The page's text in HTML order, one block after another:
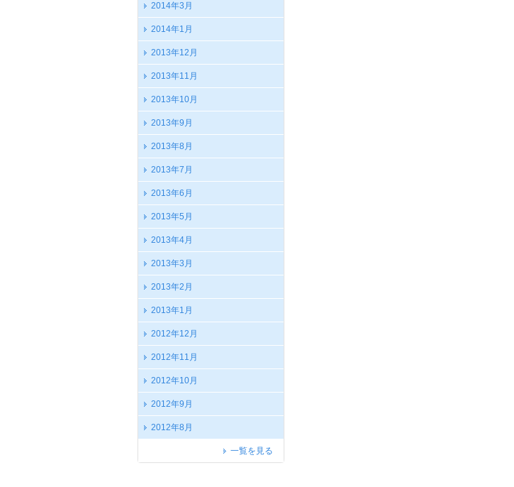
2014年3月
2014年1月
2013年12月
2013年11月
2013年10月
2013年9月
2013年8月
2013年7月
2013年6月
2013年5月
2013年4月
2013年3月
2013年2月
2013年1月
2012年12月
2012年11月
2012年10月
2012年9月
2012年8月
一覧を見る